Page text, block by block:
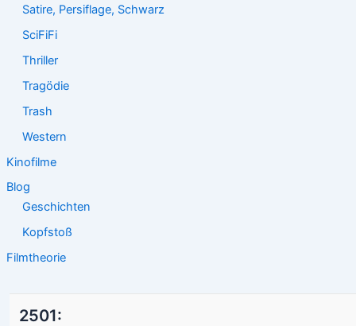
Satire, Persiflage, Schwarz
SciFiFi
Thriller
Tragödie
Trash
Western
Kinofilme
Blog
Geschichten
Kopfstoß
Filmtheorie
2501: